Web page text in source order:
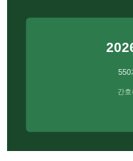
550
간